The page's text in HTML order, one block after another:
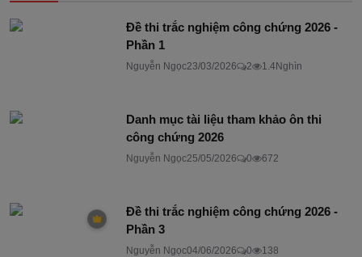
Đề thi trắc nghiệm công chứng 2026 -
Phần 1
Nguyễn Ngọc23/03/2026 2 1.4Nghìn
Danh mục tài liệu tham khảo ôn thi
công chứng 2026
Nguyễn Ngọc25/05/2026 0 672
Đề thi trắc nghiệm công chứng 2026 -
Phần 3
Nguyễn Ngọc04/06/2026 0 138